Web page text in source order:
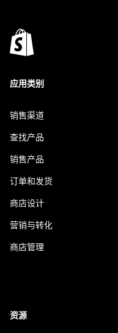
应用类别
销售渠道
查找产品
销售产品
订单和发货
商店设计
营销与转化
商店管理
资源